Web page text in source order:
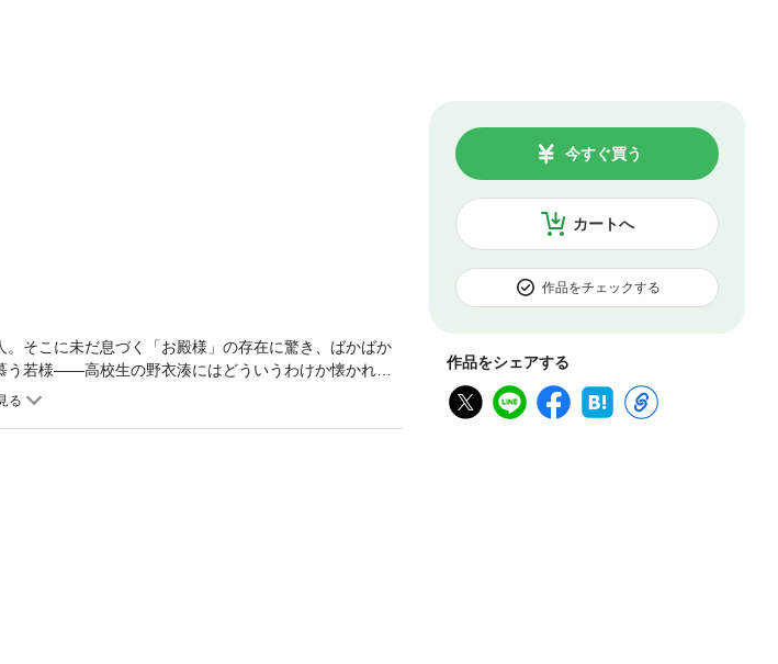
カートへ
今すぐ買う
作品をチェックする
作品をシェアする
そこに未だ息づく「お殿様」の存在に驚き、ばかばか
う若様――高校生の野衣湊にはどういうわけか懐かれて
面白がっていた隼人は、いつしか湊を大切に思い始め